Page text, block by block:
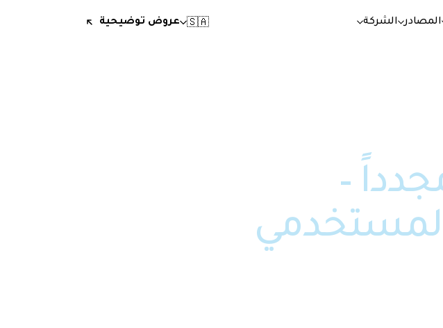
المصادر الشركة 🇸🇦 عروض توضيحية
–
لمستخدمي